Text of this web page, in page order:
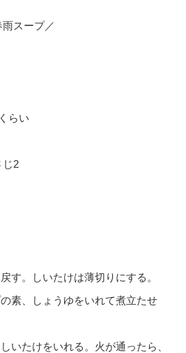
スープ／
らい
2
す。しいたけは薄切りにする。
素、しょうゆをいれて煮立たせ
いたけをいれる。火が通ったら、